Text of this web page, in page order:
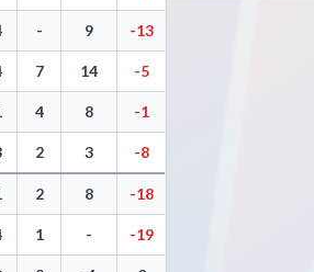
- 9 -13
7 14 -5
4 8 -1
2 3 -8
2 8 -18
1 - -19